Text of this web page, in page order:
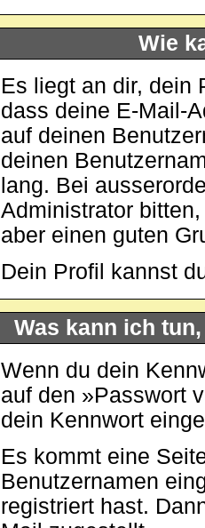
Wie
Es liegt an dir, dein
dass deine E-Mail-
auf deinen
deinen
lang. Bei
Administrator
aber einen guten
Dein Profil kannst
Was kann ich
Wenn du dein
auf den »Passwort
dein Kennwort
Es kommt eine
Benutzernamen
registriert hast.